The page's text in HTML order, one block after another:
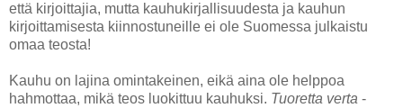
että kirjoittajia, mutta kauhukirjallisuudesta ja kauhun
kirjoittamisesta kiinnostuneille ei ole Suomessa julkaistu
omaa teosta!
Kauhu on lajina omintakeinen, eikä aina ole helppoa
hahmottaa, mikä teos luokittuu kauhuksi. Tuoretta verta -